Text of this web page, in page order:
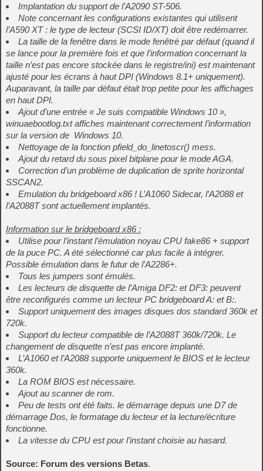
Implantation du support de l’A2090 ST-506.
Note concernant les configurations existantes qui utilisent
l’A590 XT : le type de lecteur (SCSI ID/XT) doit être redémarrer.
La taille de la fenêtre dans le mode fenêtré par défaut (quand il
se lance pour la première fois et que l’information concernant la
taille n’est pas encore stockée dans le registre/ini) est maintenant
ajusté pour les écrans à haut DPI (Windows 8.1+ uniquement).
Auparavant, la taille par défaut était trop petite pour les affichages
en haut DPI.
Ajout d’une entrée « Je suis compatible Windows 10 »,
winuaebootlog.txt affiches maintenant correctement l’information
sur la version de Windows 10.
Nettoyage de la fonction pfield_do_linetoscr() mess.
Ajout du retard du sous pixel bitplane pour le mode AGA.
Correction d’un problème de duplication de sprite horizontal
SSCAN2.
Emulation du bridgeboard x86 ! L’A1060 Sidecar, l’A2088 et
l’A2088T sont actuellement implantés.
Information sur le bridgeboard x86 :
Utilise pour l’instant l’émulation noyau CPU fake86 + support
de la puce PC. A été sélectionné car plus facile à intégrer.
Possible émulation dans le futur de l’A2286+.
Tous les jumpers sont émulés.
Les lecteurs de disquette de l’Amiga DF2: et DF3: peuvent
être reconfigurés comme un lecteur PC bridgeboard A: et B:.
Support uniquement des images disques dos standard 360k et
720k.
Support du lecteur compatible de l’A2088T 360k/720k. Le
changement de disquette n’est pas encore implanté.
L’A1060 et l’A2088 supporte uniquement le BIOS et le lecteur
360k.
La ROM BIOS est nécessaire.
Ajout au scanner de rom.
Peu de tests ont été faits. le démarrage depuis une D7 de
démarrage Dos, le formatage du lecteur et la lecture/écriture
fonctionne.
La vitesse du CPU est pour l’instant choisie au hasard.
Source: Forum des versions Betas.